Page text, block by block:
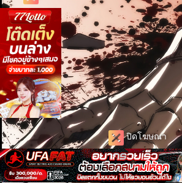
ปิดโฆษณา